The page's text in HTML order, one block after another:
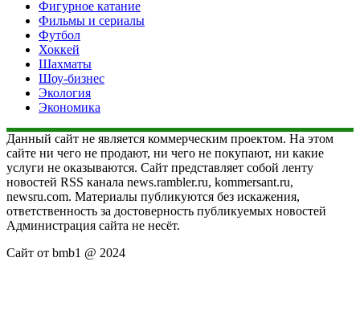
Фигурное катание
Фильмы и сериалы
Футбол
Хоккей
Шахматы
Шоу-бизнес
Экология
Экономика
Данный сайт не является коммерческим проектом. На этом
сайте ни чего не продают, ни чего не покупают, ни какие
услуги не оказываются. Сайт представляет собой ленту
новостей RSS канала news.rambler.ru, kommersant.ru,
newsru.com. Материалы публикуются без искажения,
ответственность за достоверность публикуемых новостей
Администрация сайта не несёт.
Сайт от bmb1 @ 2024